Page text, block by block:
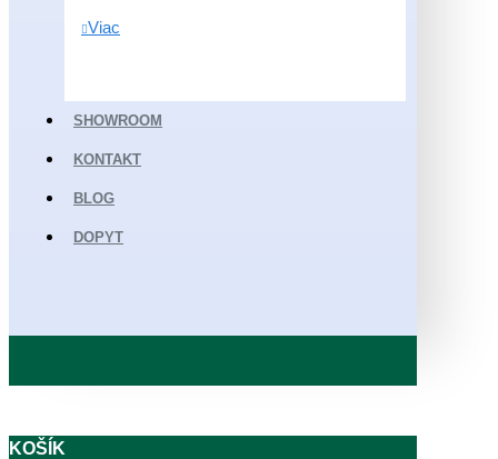
Viac
SHOWROOM
KONTAKT
BLOG
DOPYT
KOŠÍK